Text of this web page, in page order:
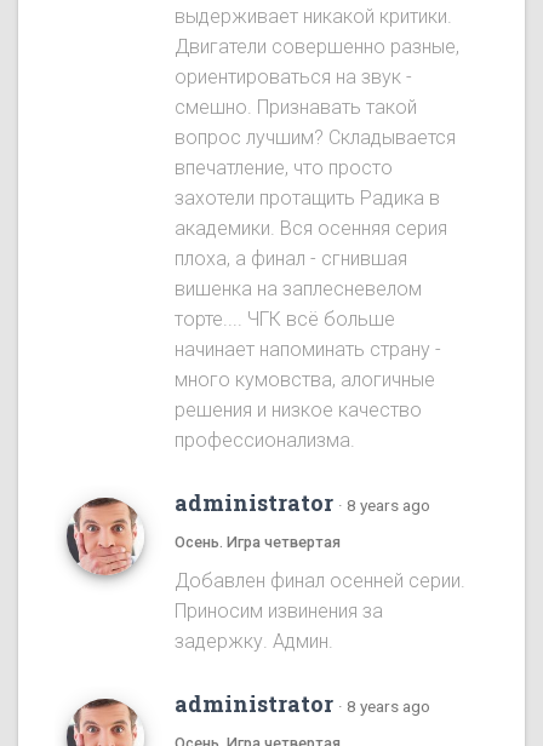
выдерживает никакой критики.
Двигатели совершенно разные,
ориентироваться на звук -
смешно. Признавать такой
вопрос лучшим? Складывается
впечатление, что просто
захотели протащить Радика в
академики. Вся осенняя серия
плоха, а финал - сгнившая
вишенка на заплесневелом
торте.... ЧГК всё больше
начинает напоминать страну -
много кумовства, алогичные
решения и низкое качество
профессионализма.
administrator · 8 years ago
Осень. Игра четвертая
Добавлен финал осенней серии.
Приносим извинения за
задержку. Админ.
administrator · 8 years ago